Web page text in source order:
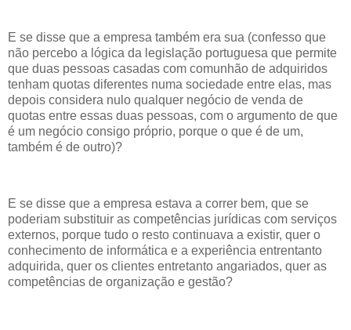
E se disse que a empresa também era sua (confesso que
não percebo a lógica da legislação portuguesa que permite
que duas pessoas casadas com comunhão de adquiridos
tenham quotas diferentes numa sociedade entre elas, mas
depois considera nulo qualquer negócio de venda de
quotas entre essas duas pessoas, com o argumento de que
é um negócio consigo próprio, porque o que é de um,
também é de outro)?
E se disse que a empresa estava a correr bem, que se
poderiam substituir as competências jurídicas com serviços
externos, porque tudo o resto continuava a existir, quer o
conhecimento de informática e a experiência entrentanto
adquirida, quer os clientes entretanto angariados, quer as
competências de organização e gestão?